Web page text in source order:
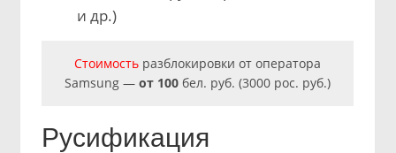
и др.)
Стоимость разблокировки от оператора
Samsung — от 100 бел. руб. (3000 рос. руб.)
Русификация